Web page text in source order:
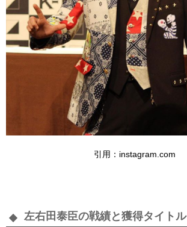
引用：instagram.com
左右田泰臣の戦績と獲得タイトル